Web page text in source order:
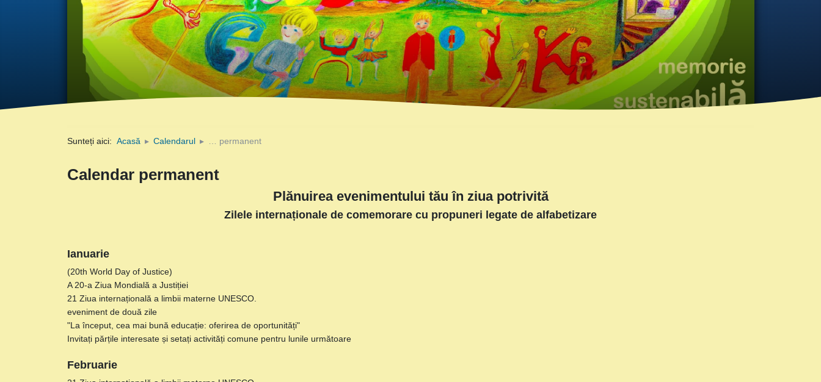
Sunteți aici: Acasă Calendarul … permanent
Calendar permanent
Plănuirea evenimentului tău în ziua potrivită
Zilele internaționale de comemorare cu propuneri legate de alfabetizare
Ianuarie
(20th World Day of Justice)
A 20-a Ziua Mondială a Justiției
21 Ziua internațională a limbii materne UNESCO.
eveniment de două zile
"La început, cea mai bună educație: oferirea de oportunități"
Invitați părțile interesate și setați activități comune pentru lunile următoare
Februarie